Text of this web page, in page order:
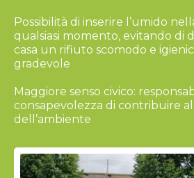
Possibilità di inserire l’umido
qualsiasi momento, evitando di
casa un rifiuto scomodo e
gradevole
Maggiore senso civico:
consapevolezza di contribuire
dell’ambiente